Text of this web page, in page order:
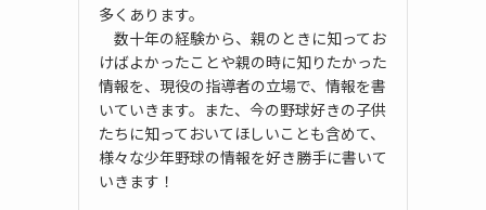
多くあります。
数十年の経験から、親のときに知ってお
けばよかったことや親の時に知りたかった
情報を、現役の指導者の立場で、情報を書
いていきます。また、今の野球好きの子供
たちに知っておいてほしいことも含めて、
様々な少年野球の情報を好き勝手に書いて
いきます！